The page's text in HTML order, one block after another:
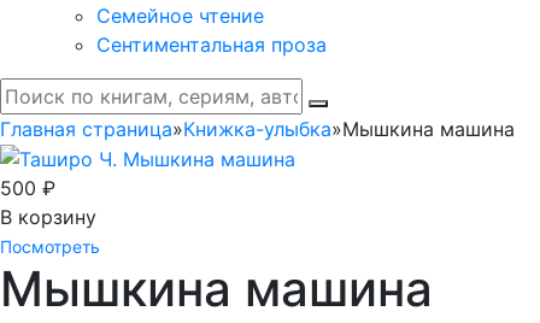
Семейное чтение
Сентиментальная проза
Главная страница»Книжка-улыбка»Мышкина машина
500 ₽
В корзину
Посмотреть
Мышкина машина